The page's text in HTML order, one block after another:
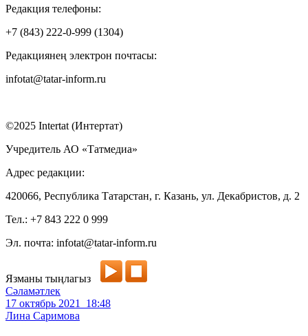
Редакция телефоны:
+7 (843) 222-0-999 (1304)
Редакциянең электрон почтасы:
infotat@tatar-inform.ru
©2025 Intertat (Интертат)
Учредитель АО «Татмедиа»
Адрес редакции:
420066, Республика Татарстан, г. Казань, ул. Декабристов, д. 2
Тел.: +7 843 222 0 999
Эл. почта: infotat@tatar-inform.ru
Язманы тыңлагыз
Сәламәтлек
17 октябрь 2021 18:48
Лина Саримова